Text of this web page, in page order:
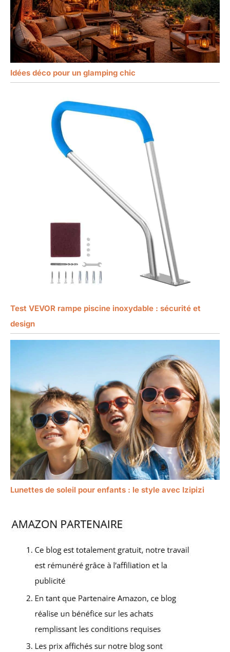
Idées déco pour un glamping chic
Test VEVOR rampe piscine inoxydable : sécurité et
design
Lunettes de soleil pour enfants : le style avec Izipizi